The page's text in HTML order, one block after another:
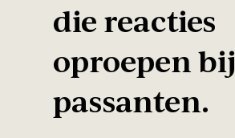
die reacties
oproepen bij
passanten.